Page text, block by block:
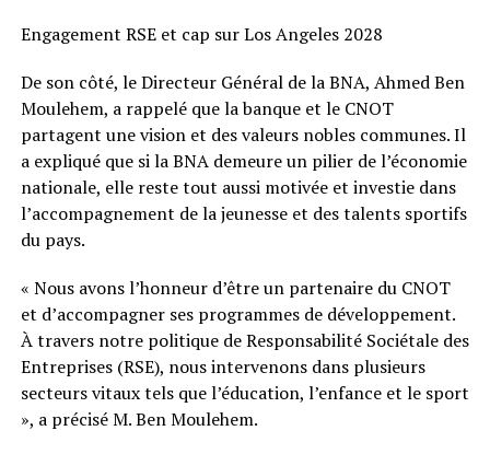
Engagement RSE et cap sur Los Angeles 2028
De son côté, le Directeur Général de la BNA, Ahmed Ben
Moulehem, a rappelé que la banque et le CNOT
partagent une vision et des valeurs nobles communes. Il
a expliqué que si la BNA demeure un pilier de l’économie
nationale, elle reste tout aussi motivée et investie dans
l’accompagnement de la jeunesse et des talents sportifs
du pays.
« Nous avons l’honneur d’être un partenaire du CNOT
et d’accompagner ses programmes de développement.
À travers notre politique de Responsabilité Sociétale des
Entreprises (RSE), nous intervenons dans plusieurs
secteurs vitaux tels que l’éducation, l’enfance et le sport
», a précisé M. Ben Moulehem.